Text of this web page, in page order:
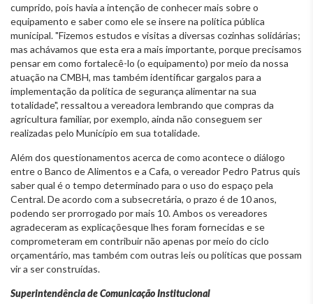
cumprido, pois havia a intenção de conhecer mais sobre o
equipamento e saber como ele se insere na política pública
municipal. "Fizemos estudos e visitas a diversas cozinhas solidárias;
mas achávamos que esta era a mais importante, porque precisamos
pensar em como fortalecê-lo (o equipamento) por meio da nossa
atuação na CMBH, mas também identificar gargalos para a
implementação da política de segurança alimentar na sua
totalidade", ressaltou a vereadora lembrando que compras da
agricultura familiar, por exemplo, ainda não conseguem ser
realizadas pelo Município em sua totalidade.
Além dos questionamentos acerca de como acontece o diálogo
entre o Banco de Alimentos e a Cafa, o vereador Pedro Patrus quis
saber qual é o tempo determinado para o uso do espaço pela
Central. De acordo com a subsecretária, o prazo é de 10 anos,
podendo ser prorrogado por mais 10. Ambos os vereadores
agradeceram as explicaçõesque lhes foram fornecidas e se
comprometeram em contribuir não apenas por meio do ciclo
orçamentário, mas também com outras leis ou políticas que possam
vir a ser construídas.
Superintendência de Comunicação Institucional